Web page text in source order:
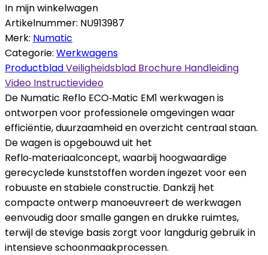
In mijn winkelwagen
Artikelnummer: NU913987
Merk: Numatic
Categorie: Werkwagens
ProductbladVeiligheidsblad Brochure Handleiding
Video Instructievideo
De Numatic Reflo ECO‑Matic EM1 werkwagen is
ontworpen voor professionele omgevingen waar
efficiëntie, duurzaamheid en overzicht centraal staan.
De wagen is opgebouwd uit het
Reflo‑materiaalconcept, waarbij hoogwaardige
gerecyclede kunststoffen worden ingezet voor een
robuuste en stabiele constructie. Dankzij het
compacte ontwerp manoeuvreert de werkwagen
eenvoudig door smalle gangen en drukke ruimtes,
terwijl de stevige basis zorgt voor langdurig gebruik in
intensieve schoonmaakprocessen.